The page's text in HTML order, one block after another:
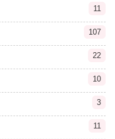
11
107
22
10
3
11